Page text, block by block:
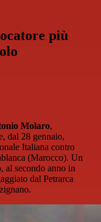
più
Molaro,
dal 28 gennaio,
Italiana contro
(Marocco). Un
al secondo anno in
dal Petrarca